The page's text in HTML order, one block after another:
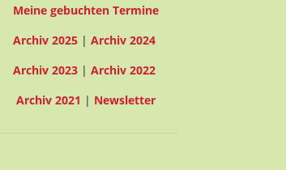
Meine gebuchten Termine
Archiv 2025 |Archiv 2024
Archiv 2023 |Archiv 2022
Archiv 2021 | Newsletter